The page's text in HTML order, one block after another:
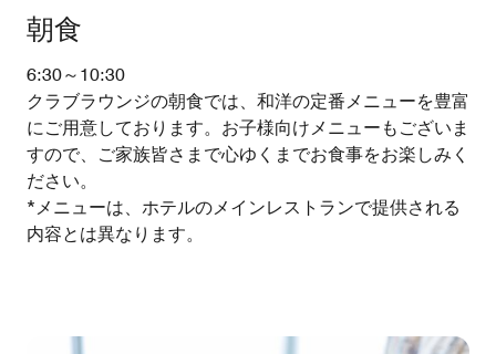
朝食
6:30～10:30
クラブラウンジの朝食では、和洋の定番メニューを豊富
にご用意しております。お子様向けメニューもございま
すので、ご家族皆さまで心ゆくまでお食事をお楽しみく
ださい。
*メニューは、ホテルのメインレストランで提供される
内容とは異なります。